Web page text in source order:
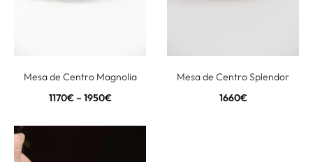
Mesa de Centro Magnolia
1170€– 1950€
Mesa de Centro Splendor
1660€